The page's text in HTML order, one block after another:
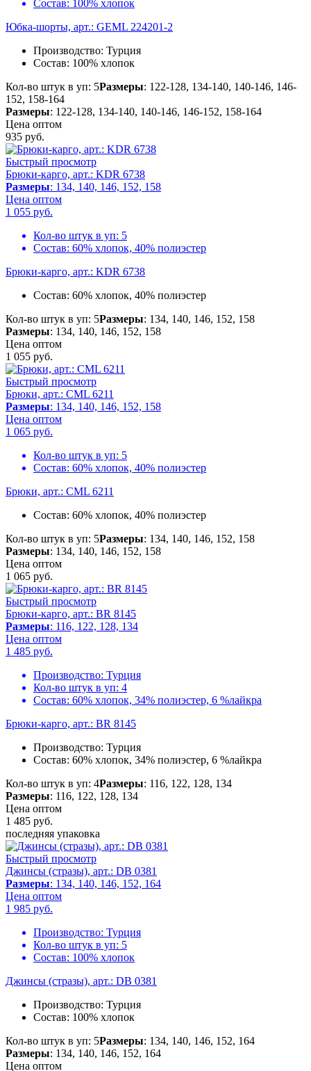
Состав: 100% хлопок
Юбка-шорты, арт.: GEML 224201-2
Производство: Турция
Состав: 100% хлопок
Кол-во штук в уп: 5Размеры: 122-128, 134-140, 140-146, 146-
152, 158-164
Размеры: 122-128, 134-140, 140-146, 146-152, 158-164
Цена оптом
935 руб.
Быстрый просмотр
Брюки-карго, арт.: KDR 6738
Размеры: 134, 140, 146, 152, 158
Цена оптом
1 055 руб.
Кол-во штук в уп: 5
Состав: 60% хлопок, 40% полиэстер
Брюки-карго, арт.: KDR 6738
Состав: 60% хлопок, 40% полиэстер
Кол-во штук в уп: 5Размеры: 134, 140, 146, 152, 158
Размеры: 134, 140, 146, 152, 158
Цена оптом
1 055 руб.
Быстрый просмотр
Брюки, арт.: CML 6211
Размеры: 134, 140, 146, 152, 158
Цена оптом
1 065 руб.
Кол-во штук в уп: 5
Состав: 60% хлопок, 40% полиэстер
Брюки, арт.: CML 6211
Состав: 60% хлопок, 40% полиэстер
Кол-во штук в уп: 5Размеры: 134, 140, 146, 152, 158
Размеры: 134, 140, 146, 152, 158
Цена оптом
1 065 руб.
Быстрый просмотр
Брюки-карго, арт.: BR 8145
Размеры: 116, 122, 128, 134
Цена оптом
1 485 руб.
Производство: Турция
Кол-во штук в уп: 4
Состав: 60% хлопок, 34% полиэстер, 6 %лайкра
Брюки-карго, арт.: BR 8145
Производство: Турция
Состав: 60% хлопок, 34% полиэстер, 6 %лайкра
Кол-во штук в уп: 4Размеры: 116, 122, 128, 134
Размеры: 116, 122, 128, 134
Цена оптом
1 485 руб.
последняя упаковка
Быстрый просмотр
Джинсы (стразы), арт.: DB 0381
Размеры: 134, 140, 146, 152, 164
Цена оптом
1 985 руб.
Производство: Турция
Кол-во штук в уп: 5
Состав: 100% хлопок
Джинсы (стразы), арт.: DB 0381
Производство: Турция
Состав: 100% хлопок
Кол-во штук в уп: 5Размеры: 134, 140, 146, 152, 164
Размеры: 134, 140, 146, 152, 164
Цена оптом